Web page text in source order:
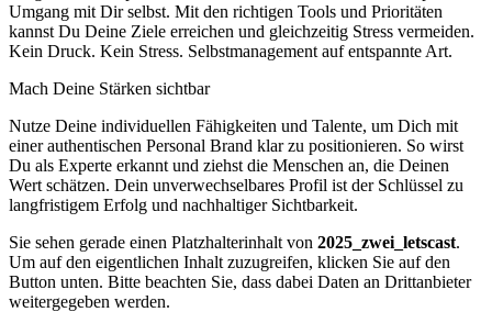
Umgang mit Dir selbst. Mit den richtigen Tools und Prioritäten
kannst Du Deine Ziele erreichen und gleichzeitig Stress vermeiden.
Kein Druck. Kein Stress. Selbstmanagement auf entspannte Art.
Mach Deine Stärken sichtbar
Nutze Deine individuellen Fähigkeiten und Talente, um Dich mit
einer authentischen Personal Brand klar zu positionieren. So wirst
Du als Experte erkannt und ziehst die Menschen an, die Deinen
Wert schätzen. Dein unverwechselbares Profil ist der Schlüssel zu
langfristigem Erfolg und nachhaltiger Sichtbarkeit.
Sie sehen gerade einen Platzhalterinhalt von 2025_zwei_letscast.
Um auf den eigentlichen Inhalt zuzugreifen, klicken Sie auf den
Button unten. Bitte beachten Sie, dass dabei Daten an Drittanbieter
weitergegeben werden.